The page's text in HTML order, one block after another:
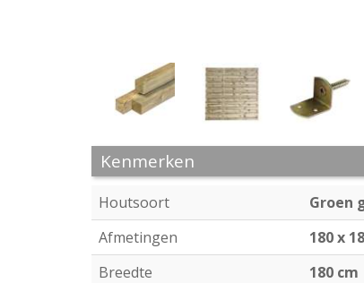
Kenmerken
Houtsoort
Groen
Afmetingen
180 x
Breedte
180 cm